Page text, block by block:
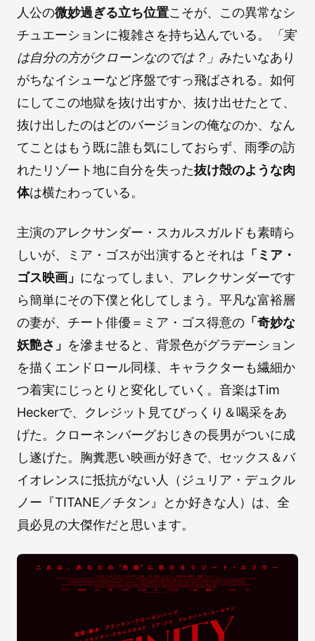
人公の微妙過ぎる立ち位置こそが、この異常なシ
チュエーションに複雑さを持ち込んでいる。
「実
は自分の方がクローンなのでは？」 みたいなあり
がちなイシューなど序盤ですっ飛ばされる。如何
にしてこの地獄を抜け出すか、抜け出せたとて、
抜け出したのはどのバージョンの俺なのか、なん
てことはもう既に誰も気にしておらず、雨季の訪
れたリゾート地に自分を失った抜け殻のような肉
体は横たわっている。
主演のアレクサンダー・スカルスガルドも素晴ら
しいが、ミア・ゴスが出演するとそれは 「ミア・
ゴス映画」 になってしまい、アレクサンダーです
ら簡単にその下僕と化してしまう。平凡な富裕層
の妻が、チート俳優＝ミア・ゴス得意の 「奇妙な
妖艶さ」 を滲ませると、背景色がグラデーション
を描くエンドロール同様、キャラクターも繊細か
つ着実にじっとりと変化していく。音楽はTim
Heckerで、クレジット見てびっくり＆喝采をあ
げた。クローネンバーグおじきの長男がついに成
し遂げた。胸糞悪い映画が好きで、セックス＆バ
イオレンスに抵抗がない人（ジュリア・デュクル
ノー『TITANE／チタン』とか好きな人）は、全
員必見の大傑作だと思います。